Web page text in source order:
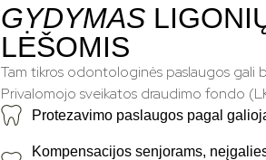
GYDYMAS
LĖŠOMIS
Tam tikros odontologinės paslaugos gali
Privalomojo sveikatos draudimo fondo
Protezavimo paslaugos pagal
Kompensacijos senjorams,